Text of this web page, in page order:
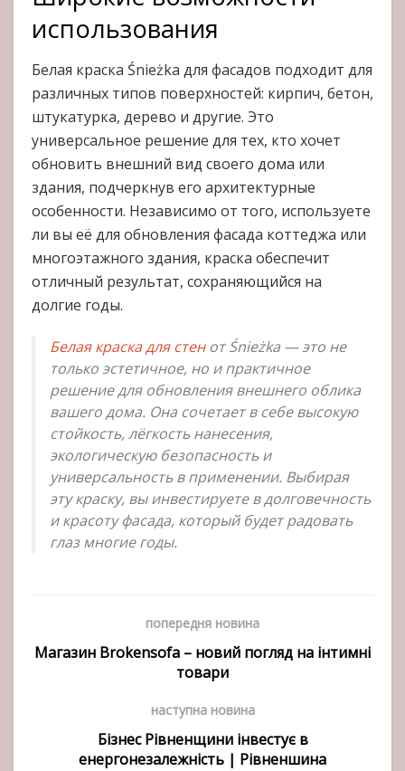
использования
Белая краска Śnieżka для фасадов подходит для
различных типов поверхностей: кирпич, бетон,
штукатурка, дерево и другие. Это
универсальное решение для тех, кто хочет
обновить внешний вид своего дома или
здания, подчеркнув его архитектурные
особенности. Независимо от того, используете
ли вы её для обновления фасада коттеджа или
многоэтажного здания, краска обеспечит
отличный результат, сохраняющийся на
долгие годы.
Белая краска для стенот Śnieżka — это не
только эстетичное, но и практичное
решение для обновления внешнего облика
вашего дома. Она сочетает в себе высокую
стойкость, лёгкость нанесения,
экологическую безопасность и
универсальность в применении. Выбирая
эту краску, вы инвестируете в долговечность
и красоту фасада, который будет радовать
глаз многие годы.
попередня новина
Магазин Brokensofa – новий погляд на інтимні
товари
наступна новина
Бізнес Рівненщини інвестує в
енергонезалежність | Рівненшина